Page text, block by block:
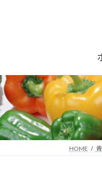
ス
キ
ッ
プ
ン
に
移
動
HOME